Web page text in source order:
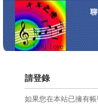
請登錄
如果您在本站已擁有